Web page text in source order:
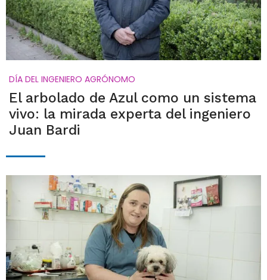
DÍA DEL INGENIERO AGRÓNOMO
El arbolado de Azul como un sistema
vivo: la mirada experta del ingeniero
Juan Bardi